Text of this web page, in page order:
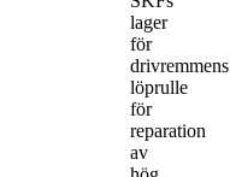
lager
för
drivremmens
löprulle
för
reparation
av